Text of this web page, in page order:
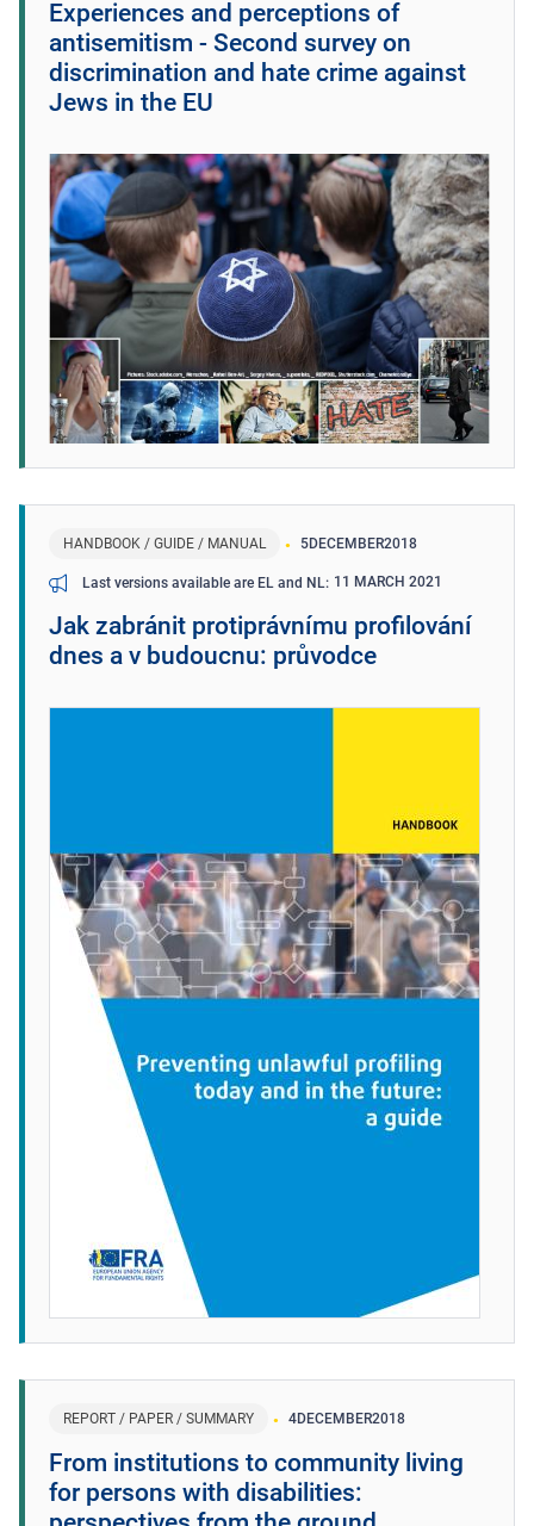
Experiences and perceptions of
antisemitism - Second survey on
discrimination and hate crime against
Jews in the EU
HANDBOOK / GUIDE / MANUAL 5DECEMBER2018
Last versions available are EL and NL 11 MARCH 2021
Jak zabránit protiprávnímu profilování
dnes a v budoucnu: průvodce
REPORT / PAPER / SUMMARY 4DECEMBER2018
From institutions to community living
for persons with disabilities: